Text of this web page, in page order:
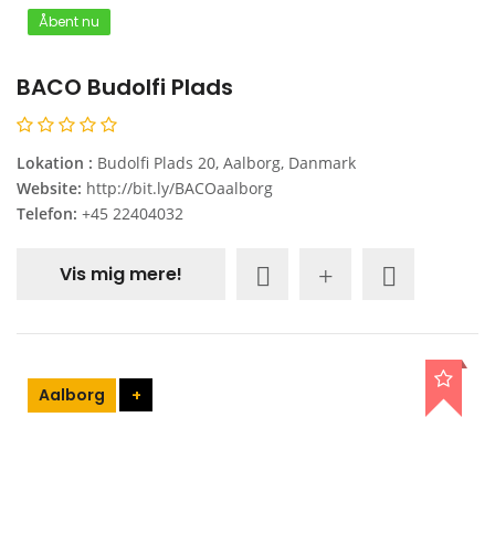
Åbent nu
BACO Budolfi Plads
Lokation : Budolfi Plads 20, Aalborg, Danmark
Website: http://bit.ly/BACOaalborg
Telefon: +45 22404032
Vis mig mere!
Aalborg +